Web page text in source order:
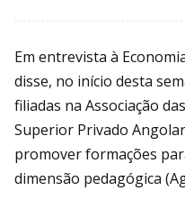
Em entrevista à
disse, no início desta
filiadas na Associação
Superior Privado
promover formações
dimensão pedagógica